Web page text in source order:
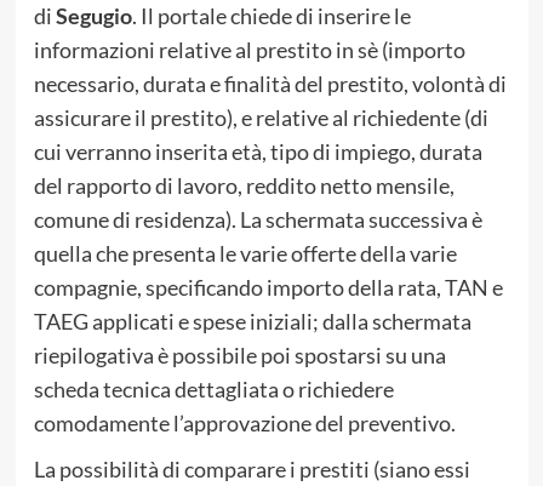
diSegugio. Il portale chiede di inserire le
informazioni relative al prestito in sè (importo
necessario, durata e finalità del prestito, volontà di
assicurare il prestito), e relative al richiedente (di
cui verranno inserita età, tipo di impiego, durata
del rapporto di lavoro, reddito netto mensile,
comune di residenza). La schermata successiva è
quella che presenta le varie offerte della varie
compagnie, specificando importo della rata, TAN e
TAEG applicati e spese iniziali; dalla schermata
riepilogativa è possibile poi spostarsi su una
scheda tecnica dettagliata o richiedere
comodamente l’approvazione del preventivo.
La possibilità di comparare i prestiti (siano essi